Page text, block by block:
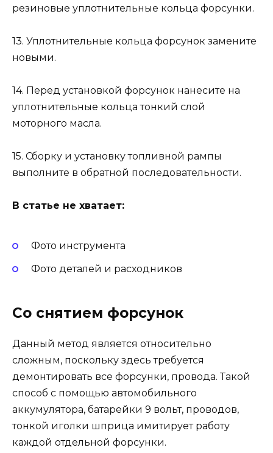
резиновые уплотнительные кольца форсунки.
13. Уплотнительные кольца форсунок замените
новыми.
14. Перед установкой форсунок нанесите на
уплотнительные кольца тонкий слой
моторного масла.
15. Сборку и установку топливной рампы
выполните в обратной последовательности.
В статье не хватает:
Фото инструмента
Фото деталей и расходников
Со снятием форсунок
Данный метод является относительно
сложным, поскольку здесь требуется
демонтировать все форсунки, провода. Такой
способ с помощью автомобильного
аккумулятора, батарейки 9 вольт, проводов,
тонкой иголки шприца имитирует работу
каждой отдельной форсунки.